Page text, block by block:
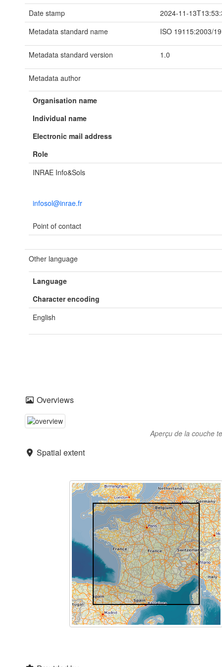
Date stamp
2024-11-
Metadata standard name
ISO 19115:2003/
Metadata standard version 1.0
Metadata author
Organisation name
Individual name
Electronic mail address
Role
INRAE Info&Sols
infosol@inrae.fr
Point of contact
Other language
Language
Character encoding
English
Overviews
Aperçu de la couche
Spatial extent